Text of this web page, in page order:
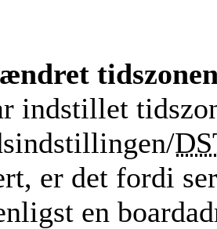
indstillet
er det fordi
en